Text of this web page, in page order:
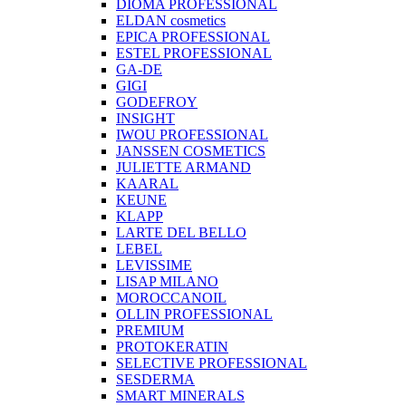
DIOMA PROFESSIONAL
ELDAN cosmetics
EPICA PROFESSIONAL
ESTEL PROFESSIONAL
GA-DE
GIGI
GODEFROY
INSIGHT
IWOU PROFESSIONAL
JANSSEN COSMETICS
JULIETTE ARMAND
KAARAL
KEUNE
KLAPP
LARTE DEL BELLO
LEBEL
LEVISSIME
LISAP MILANO
MOROCCANOIL
OLLIN PROFESSIONAL
PREMIUM
PROTOKERATIN
SELECTIVE PROFESSIONAL
SESDERMA
SMART MINERALS